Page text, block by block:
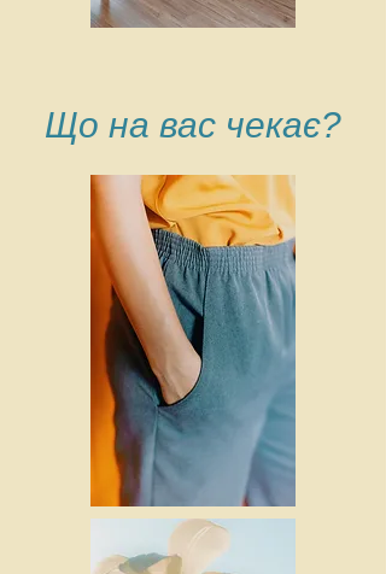
Що на вас чекає?